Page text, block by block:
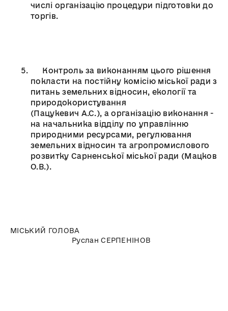
числі організацію процедури підготовки до
торгів.
Контроль за виконанням цього рішення
покласти на постійну комісію міської ради з
питань земельних відносин, екології та
природокористування
(Пацукевич А.С.), а організацію виконання -
на начальника відділу по управлінню
природними ресурсами, регулювання
земельних відносин та агропромислового
розвитку Сарненської міської ради (Мацков
О.В.).
МІСЬКИЙ ГОЛОВА
Руслан СЕРПЕНІНОВ